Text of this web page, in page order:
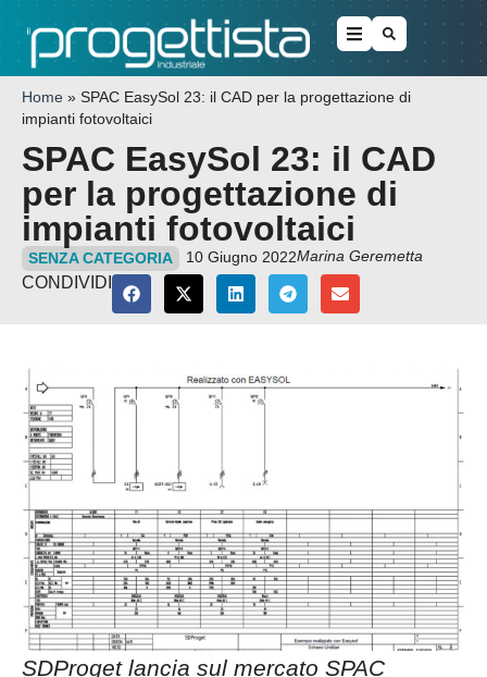
Home » SPAC EasySol 23: il CAD per la progettazione di
impianti fotovoltaici
SPAC EasySol 23: il CAD
per la progettazione di
impianti fotovoltaici
SENZA CATEGORIA 10 Giugno 2022Marina Geremetta
CONDIVIDI
SDProget lancia sul mercato SPAC